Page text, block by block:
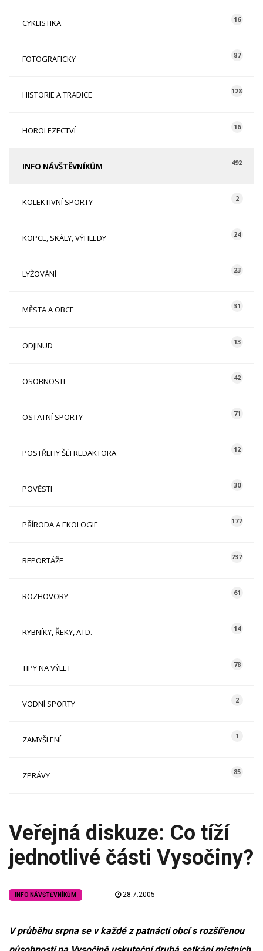
CYKLISTIKA 16
FOTOGRAFICKY 87
HISTORIE A TRADICE 128
HOROLEZECTVÍ 16
INFO NÁVŠTĚVNÍKŮM 492
KOLEKTIVNÍ SPORTY 2
KOPCE, SKÁLY, VÝHLEDY 24
LYŽOVÁNÍ 23
MĚSTA A OBCE 31
ODJINUD 13
OSOBNOSTI 42
OSTATNÍ SPORTY 71
POSTŘEHY ŠÉFREDAKTORA 12
POVĚSTI 30
PŘÍRODA A EKOLOGIE 177
REPORTÁŽE 737
ROZHOVORY 61
RYBNÍKY, ŘEKY, ATD. 14
TIPY NA VÝLET 78
VODNÍ SPORTY 2
ZAMYŠLENÍ 1
ZPRÁVY 85
Veřejná diskuze: Co tíží
jednotlivé části Vysočiny?
INFO NÁVŠTĚVNÍKŮM 28.7.2005
V průběhu srpna se v každé z patnácti obcí s rozšířenou